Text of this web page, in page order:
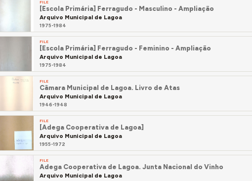
FILE
[Escola Primária] Ferragudo - Masculino - Ampliação
Arquivo Municipal de Lagoa
1975-1984
FILE
[Escola Primária] Ferragudo - Feminino - Ampliação
Arquivo Municipal de Lagoa
1975-1984
FILE
Câmara Municipal de Lagoa. Livro de Atas
Arquivo Municipal de Lagoa
1946-1948
FILE
[Adega Cooperativa de Lagoa]
Arquivo Municipal de Lagoa
1955-1972
FILE
Adega Cooperativa de Lagoa. Junta Nacional do Vinho
Arquivo Municipal de Lagoa